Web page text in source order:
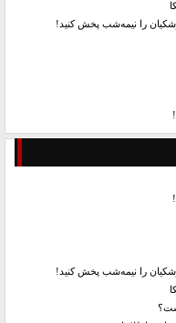
را نیمه‌شب پخش کنید!
را نیمه‌شب پخش کنید!